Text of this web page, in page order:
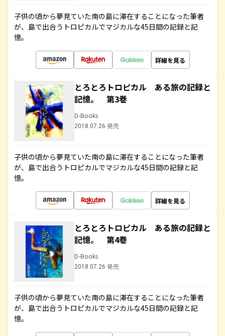
子供の頃から夢見ていた南の島に滞在することになった筆者
が、島で出合うトロピカルでマジカルな45日間の記録と記
憶。
詳細を見る
とろとろトロピカル ある旅の記録と
記憶。 第3巻
D-Books
2018.07.26 発売
子供の頃から夢見ていた南の島に滞在することになった筆者
が、島で出合うトロピカルでマジカルな45日間の記録と記
憶。
詳細を見る
とろとろトロピカル ある旅の記録と
記憶。 第4巻
D-Books
2018.07.26 発売
子供の頃から夢見ていた南の島に滞在することになった筆者
が、島で出合うトロピカルでマジカルな45日間の記録と記
憶。